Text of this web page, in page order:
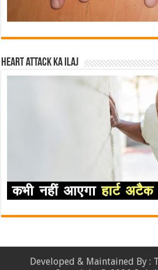
Heart attack ka ilaj
Developed & Maintained By :